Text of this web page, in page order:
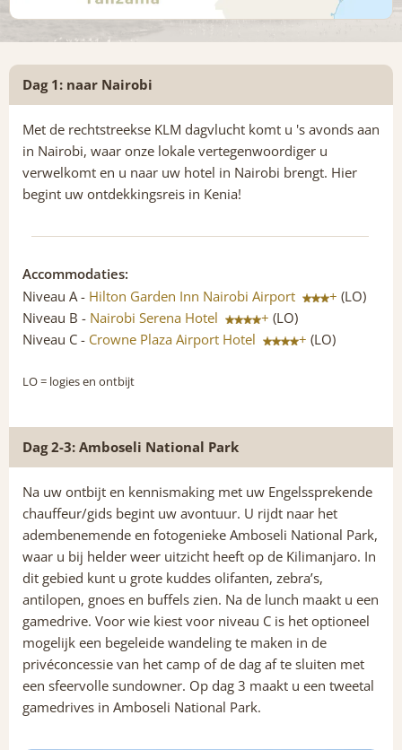
Dag 1: naar Nairobi
Met de rechtstreekse KLM dagvlucht komt u 's avonds aan
in Nairobi, waar onze lokale vertegenwoordiger u
verwelkomt en u naar uw hotel in Nairobi brengt. Hier
begint uw ontdekkingsreis in Kenia!
Accommodaties:
Niveau A - Hilton Garden Inn Nairobi Airport + (LO)
Niveau B - Nairobi Serena Hotel + (LO)
Niveau C - Crowne Plaza Airport Hotel + (LO)
LO= logies en ontbijt
Dag 2-3: Amboseli National Park
Na uw ontbijt en kennismaking met uw Engelssprekende
chauffeur/gids begint uw avontuur. U rijdt naar het
adembenemende en fotogenieke Amboseli National Park,
waar u bij helder weer uitzicht heeft op de Kilimanjaro. In
dit gebied kunt u grote kuddes olifanten, zebra’s,
antilopen, gnoes en buffels zien. Na de lunch maakt u een
gamedrive. Voor wie kiest voor niveau C is het optioneel
mogelijk een begeleide wandeling te maken in de
privéconcessie van het camp of de dag af te sluiten met
een sfeervolle sundowner. Op dag 3 maakt u een tweetal
gamedrives in Amboseli National Park.